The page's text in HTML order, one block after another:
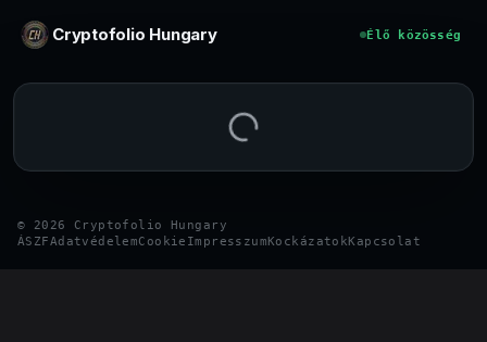
Cryptofolio Hungary Élő közösség
© 2026
Cryptofolio Hungary
ÁSZFAdatvédelemCookie ImpresszumKockázatokKapcsolat